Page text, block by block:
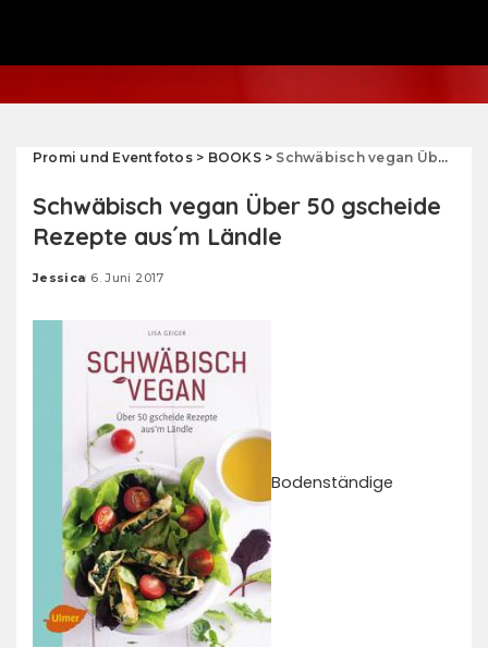
Promi und Eventfotos> BOOKS> Schwäbisch vegan Über 50 gscheide Rezepte aus´m Ländle
Schwäbisch vegan Über 50 gscheide
Rezepte aus´m Ländle
Posted
Jessica 6. Juni 2017
Bodenständige